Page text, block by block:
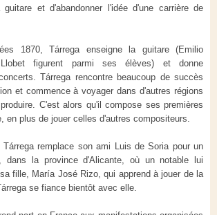
et d'abandonner l'idée d'une carrière de
1870, Tárrega enseigne la guitare (Emilio
figurent parmi ses élèves) et donne
Tárrega rencontre beaucoup de succès
et commence à voyager dans d'autres régions
C'est alors qu'il compose ses premières
en plus de jouer celles d'autres compositeurs.
Tárrega remplace son ami Luis de Soria pour un
dans la province d'Alicante, où un notable lui
fille, María José Rizo, qui apprend à jouer de la
se fiance bientôt avec elle.